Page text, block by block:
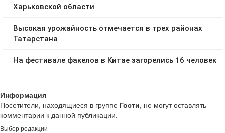
Информация
Посетители, находящиеся в группе Гости, не могут оставлять
комментарии к данной публикации.
Выбор редакции